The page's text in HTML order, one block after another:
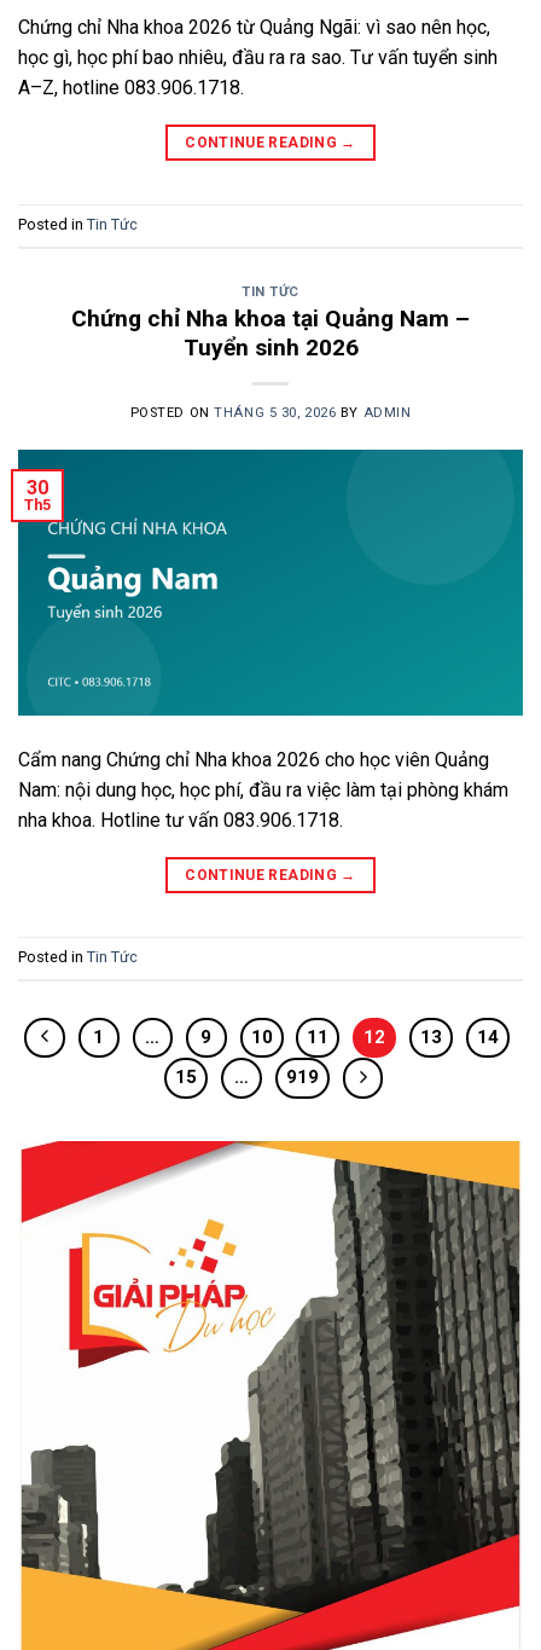
Chứng chỉ Nha khoa 2026 từ Quảng Ngãi: vì sao nên học,
học gì, học phí bao nhiêu, đầu ra ra sao. Tư vấn tuyển sinh
A–Z, hotline 083.906.1718.
CONTINUE READING →
Posted in Tin Tức
TIN TỨC
Chứng chỉ Nha khoa tại Quảng Nam –
Tuyển sinh 2026
POSTED ONTHÁNG 5 30, 2026 BY ADMIN
30
Th5
Cẩm nang Chứng chỉ Nha khoa 2026 cho học viên Quảng
Nam: nội dung học, học phí, đầu ra việc làm tại phòng khám
nha khoa. Hotline tư vấn 083.906.1718.
CONTINUE READING →
Posted in Tin Tức
1 … 9 10 11 12 13
14
15
… 919